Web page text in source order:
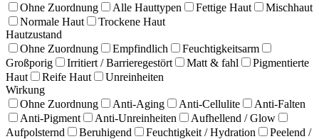
Ohne Zuordnung
Alle Hauttypen Fettige Haut
Mischhaut
Normale Haut
Trockene Haut
Hautzustand
Ohne Zuordnung
Empfindlich
Feuchtigkeitsarm
Großporig
Irritiert / Barrieregestört Matt & fahl
Pigmentierte
Haut
Reife Haut
Unreinheiten
Wirkung
Ohne Zuordnung
Anti-Aging Anti-Cellulite
Anti-Falten
Anti-Pigment
Anti-Unreinheiten
Aufhellend / Glow
Aufpolsternd
Beruhigend Feuchtigkeit / Hydration
Peelend /